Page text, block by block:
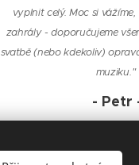
vyplnit celý. Moc si
zahrály - doporučujeme
svatbě (nebo kdekoliv)
muziku."
- Petr